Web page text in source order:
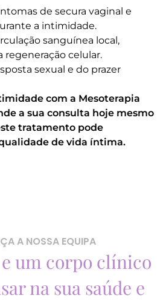
de secura vaginal e
a intimidade.
sanguínea local,
regeneração celular.
sexual e do prazer
com a Mesoterapia
a sua consulta hoje mesmo
tratamento pode
de vida íntima.
A NOSSA EQUIPA
um corpo clínico
na sua saúde e